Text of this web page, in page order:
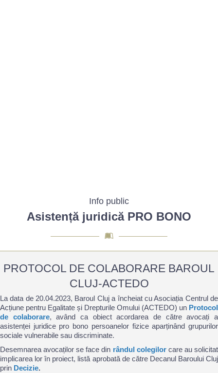
Info public
Asistență juridică PRO BONO
PROTOCOL DE COLABORARE BAROUL
CLUJ-ACTEDO
La data de 20.04.2023, Baroul Cluj a încheiat cu Asociația Centrul de
Acțiune pentru Egalitate și Drepturile Omului (ACTEDO) un Protocol
de colaborare, având ca obiect acordarea de către avocați a
asistenței juridice pro bono persoanelor fizice aparținând grupurilor
sociale vulnerabile sau discriminate.
Desemnarea avocaților se face din rândul colegilorcare au solicitat
implicarea lor în proiect, listă aprobată de către Decanul Baroului Cluj
prin Decizie.